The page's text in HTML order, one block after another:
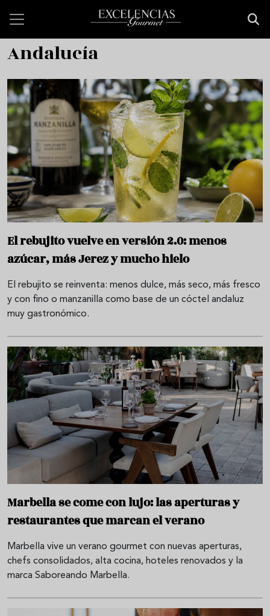
Andalucía
El rebujito vuelve en versión 2.0: menos
azúcar, más Jerez y mucho hielo
El rebujito se reinventa: menos dulce, más seco, más fresco
y con fino o manzanilla como base de un cóctel andaluz
muy gastronómico.
Marbella se come con lujo: las aperturas y
restaurantes que marcan el verano
Marbella vive un verano gourmet con nuevas aperturas,
chefs consolidados, alta cocina, hoteles renovados y la
marca Saboreando Marbella.